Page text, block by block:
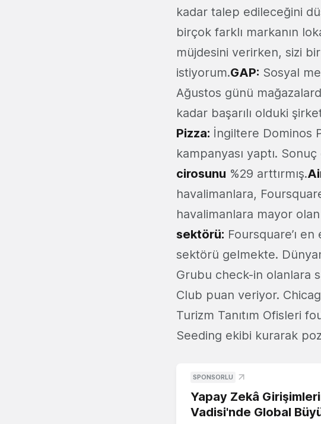
kadar talep edileceğini
birçok farklı markanın
müjdesini verirken, sizi
istiyorum.GAP: Sosyal
Ağustos günü
kadar başarılı olduki
Pizza: İngiltere Dominos
kampanyası yaptı.
cirosunu %29 arttırmış.
havalimanlara,
havalimanlara mayor olan
sektörü: Foursquare’ı
sektörü gelmekte.
Grubu check-in olanlara
Club puan veriyor.
Turizm Tanıtım Ofisleri
Seeding ekibi kurarak
SPONSORLU
Yapay Zekâ
Vadisi'nde Global